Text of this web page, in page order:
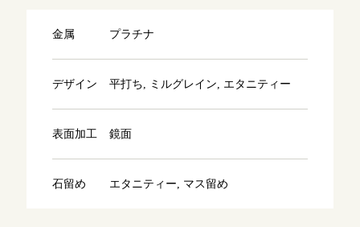
ブログ
金属 プラチナ
デザイン 平打ち, ミルグレイン, エタニティー
表面加工 鏡面
石留め エタニティー, マス留め
川越店 来店ご予約
軽井沢店